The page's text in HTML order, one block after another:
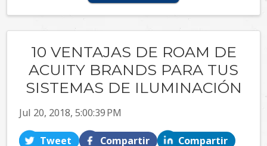
10 VENTAJAS DE ROAM DE
ACUITY BRANDS PARA TUS
SISTEMAS DE ILUMINACIÓN
Jul 20, 2018, 5:00:39 PM
Tweet Compartir Compartir